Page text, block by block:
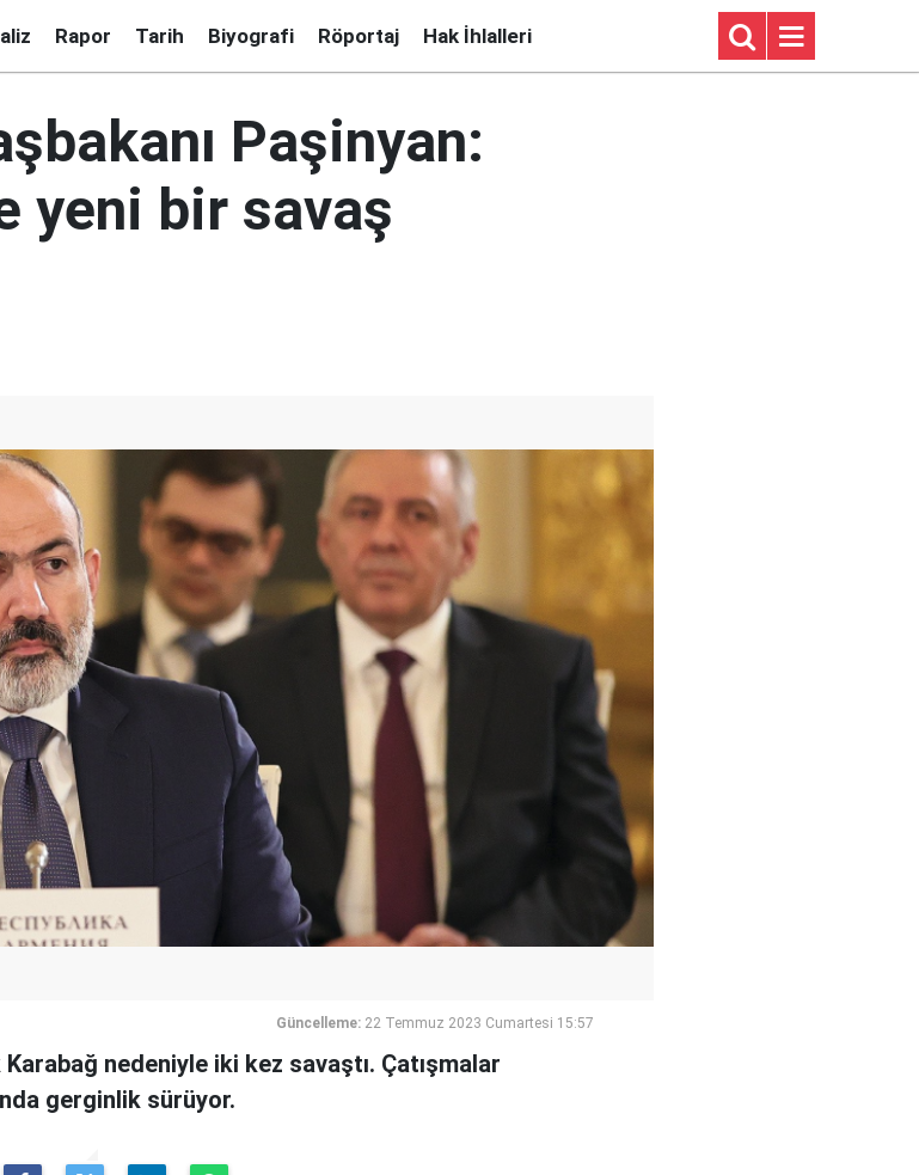
Rapor Tarih Biyografi Röportaj Hak İhlalleri
Paşinyan:
yeni bir savaş
Güncelleme: 22 Temmuz 2023 Cumartesi 15:57
nedeniyle iki kez savaştı. Çatışmalar
gerginlik sürüyor.